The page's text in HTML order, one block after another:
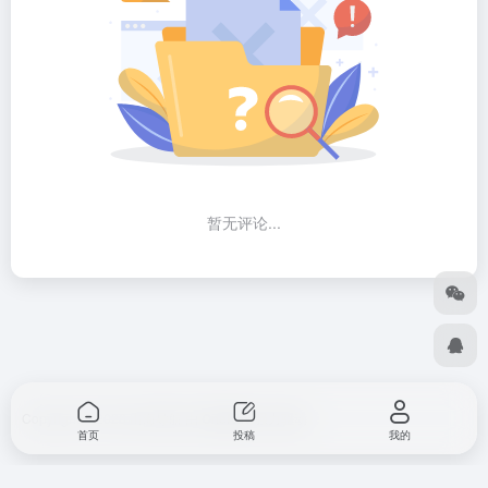
暂无评论...
Copyright © 2026 OneNav强力驱动
首页 投稿 我的